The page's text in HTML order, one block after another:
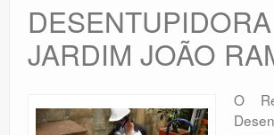
Limpa Fossa
Caça Vazamentos
Galeria De Fotos
DESENTUPIDORA
JARDIM JOÃO
O